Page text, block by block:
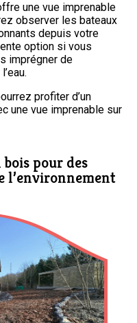
une vue imprenable
observer les bateaux
depuis votre
option si vous
imprégner de
profiter d’un
une vue imprenable sur
pour des
l’environnement